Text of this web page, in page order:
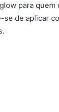
para quem
se de aplicar